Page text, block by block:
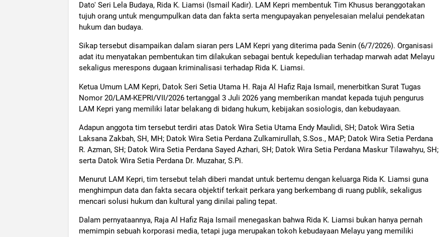
Dato' Seri Lela Budaya, Rida K. Liamsi (Ismail Kadir). LAM Kepri membentuk Tim Khusus beranggotakan
tujuh orang untuk mengumpulkan data dan fakta serta mengupayakan penyelesaian melalui pendekatan
hukum dan budaya.
Sikap tersebut disampaikan dalam siaran pers LAM Kepri yang diterima pada Senin (6/7/2026). Organisasi
adat itu menyatakan pembentukan tim dilakukan sebagai bentuk kepedulian terhadap marwah adat Melayu
sekaligus merespons dugaan kriminalisasi terhadap Rida K. Liamsi.
Ketua Umum LAM Kepri, Datok Seri Setia Utama H. Raja Al Hafiz Raja Ismail, menerbitkan Surat Tugas
Nomor 20/LAM-KEPRI/VII/2026 tertanggal 3 Juli 2026 yang memberikan mandat kepada tujuh pengurus
LAM Kepri yang memiliki latar belakang di bidang hukum, kebijakan sosiologis, dan kebudayaan.
Adapun anggota tim tersebut terdiri atas Datok Wira Setia Utama Endy Maulidi, SH; Datok Wira Setia
Laksana Zakbah, SH, MH; Datok Wira Setia Perdana Zulkamirullah, S.Sos., MAP; Datok Wira Setia Perdana
R. Azman, SH; Datok Wira Setia Perdana Sayed Azhari, SH; Datok Wira Setia Perdana Maskur Tilawahyu, SH;
serta Datok Wira Setia Perdana Dr. Muzahar, S.Pi.
Menurut LAM Kepri, tim tersebut telah diberi mandat untuk bertemu dengan keluarga Rida K. Liamsi guna
menghimpun data dan fakta secara objektif terkait perkara yang berkembang di ruang publik, sekaligus
mencari solusi hukum dan kultural yang dinilai paling tepat.
Dalam pernyataannya, Raja Al Hafiz Raja Ismail menegaskan bahwa Rida K. Liamsi bukan hanya pernah
memimpin sebuah korporasi media, tetapi juga merupakan tokoh kebudayaan Melayu yang memiliki